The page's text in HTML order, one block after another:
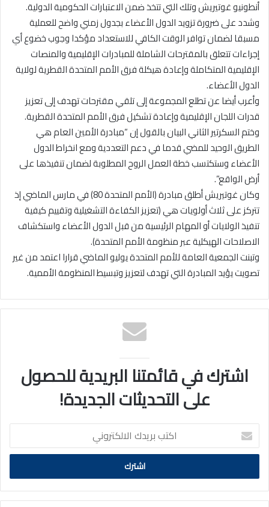
أنطونيو غوتيريش وتلك التي تتخذ ضمن الاعتبارات الحكومية الدولية.
وشدد على ضرورة تزويد الدول الأعضاء بجدول زمني واضح للعملية
مسبقا لضمان توافر الوقت الكافي للاستعداد مؤكدا وجوب خضوع أي
إجراءات تتعلق بالمقترحات الشاملة للمبادرات الإقليمية والمنصات
الإقليمية المتكاملة وإعادة هيكلة فرق الأمم المتحدة القطرية لولاية
الدول الأعضاء.
وأعرب أيضا عن تطلع المجموعة إلى تلقي مقترحات تهدف إلى تعزيز
قدرات اللجان الإقليمية وإعادة تشكيل فرق الأمم المتحدة القطرية.
وختم السكرتير الثاني البيان بالقول إن “مبادرة الأمين العام هي
الطريق الوحيد للمضي قدما في دعم التعددية ومع انخراط الدول
الأعضاء وستكتسب خطة العمل الروح المطلوبة لضمان تنفيذها على
أرض الواقع”.
وكان غوتيريش أطلق مبادرة (الأمم المتحدة 80) في مارس الماضي إذ
تتركز على ثلاث أولويات هي (تعزيز الكفاءة التشغيلية وتقييم كيفية
تنفيذ الولايات أو المهام الرئيسية من قبل الدول الأعضاء واستكشاف
الاصلاحات الهيكلية عبر منظومة الأمم المتحدة).
وتبنت الجمعية العامة للأمم المتحدة يوليو الماضي قرارا اعتمد من غير
تصويت يؤيد المبادرة التي تهدف لتعزيز وتبسيط المنظومة الأممية.
اشترك في قائمتنا البريدية للحصول
على التحديثات الجديدة!
اكتب
بريدك
الالكتروني